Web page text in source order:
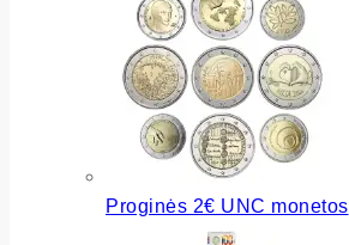
Proginės 2€ UNC monetos